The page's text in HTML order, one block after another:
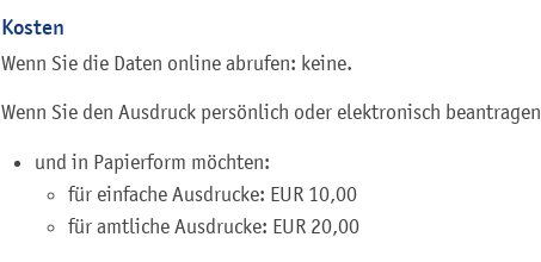
Kosten
Wenn Sie die Daten online abrufen: keine.
Wenn Sie den Ausdruck persönlich oder elektronisch beantragen
und in Papierform möchten:
für einfache Ausdrucke: EUR 10,00
für amtliche Ausdrucke: EUR 20,00